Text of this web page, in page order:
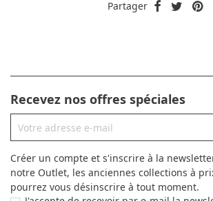
Partager
Recevez nos offres spéciales
Créer un compte et s'inscrire à la
notre Outlet, les anciennes collections à
pourrez vous désinscrire à tout moment.